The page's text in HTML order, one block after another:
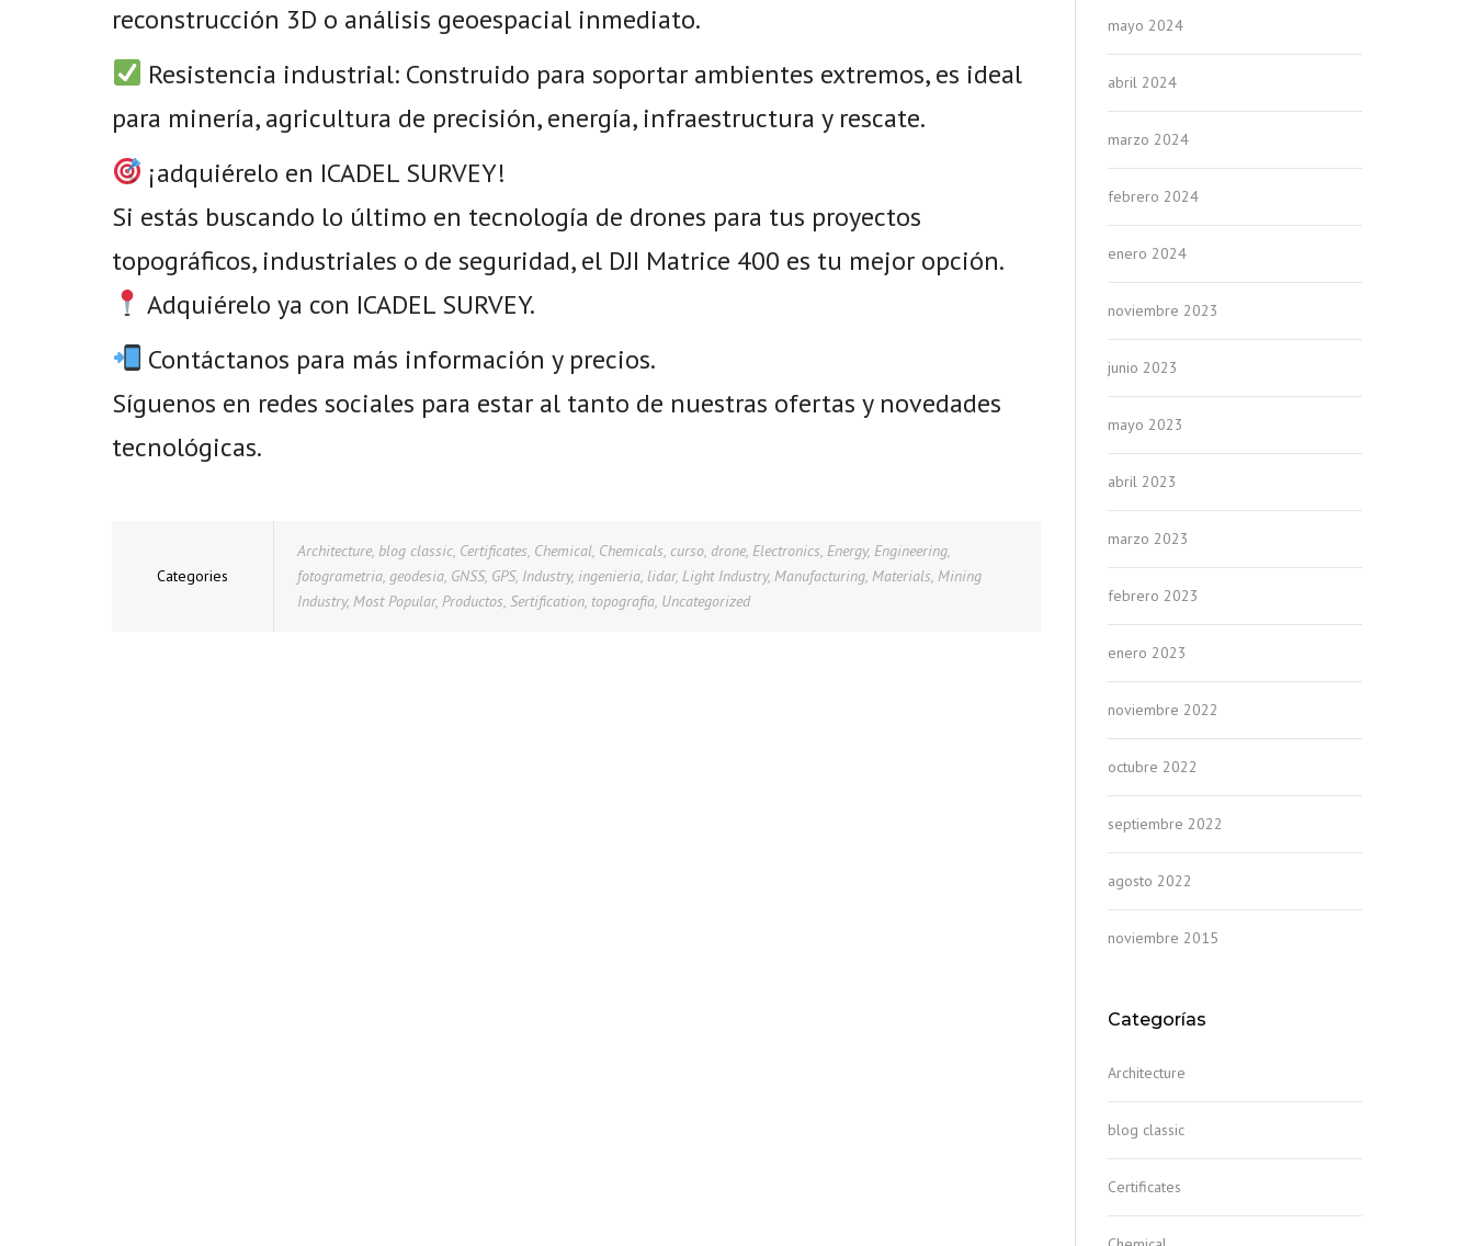
reconstrucción 3D o análisis geoespacial inmediato.
Resistencia industrial: Construido para soportar ambientes extremos, es ideal
para minería, agricultura de precisión, energía, infraestructura y rescate.
¡adquiérelo en ICADEL SURVEY!
Si estás buscando lo último en tecnología de drones para tus proyectos
topográficos, industriales o de seguridad, el DJI Matrice 400 es tu mejor opción.
Adquiérelo ya con ICADEL SURVEY.
Contáctanos para más información y precios.
Síguenos en redes sociales para estar al tanto de nuestras ofertas y novedades
tecnológicas.
Categories
Architecture, blog classic, Certificates, Chemical, Chemicals, curso, drone, Electronics, Energy, Engineering,
fotogrametria, geodesia, GNSS, GPS, Industry, ingenieria, lidar, Light Industry, Manufacturing, Materials, Mining
Industry, Most Popular, Productos, Sertification, topografia, Uncategorized
mayo 2024
abril 2024
marzo 2024
febrero 2024
enero 2024
noviembre 2023
junio 2023
mayo 2023
abril 2023
marzo 2023
febrero 2023
enero 2023
noviembre 2022
octubre 2022
septiembre 2022
agosto 2022
noviembre 2015
Categorías
Architecture
blog classic
Certificates